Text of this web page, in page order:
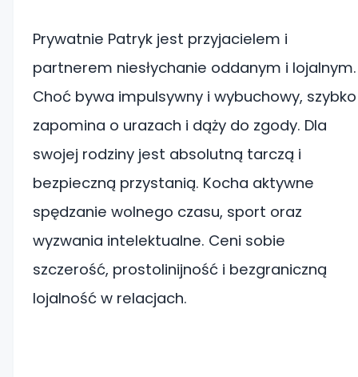
Prywatnie Patryk jest przyjacielem i
partnerem niesłychanie oddanym i lojalnym.
Choć bywa impulsywny i wybuchowy, szybko
zapomina o urazach i dąży do zgody. Dla
swojej rodziny jest absolutną tarczą i
bezpieczną przystanią. Kocha aktywne
spędzanie wolnego czasu, sport oraz
wyzwania intelektualne. Ceni sobie
szczerość, prostolinijność i bezgraniczną
lojalność w relacjach.